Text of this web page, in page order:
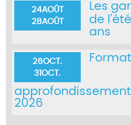
24AOÛT
28AOÛT
Les
de
ans
26OCT.
31OCT.
approfondissement
2026